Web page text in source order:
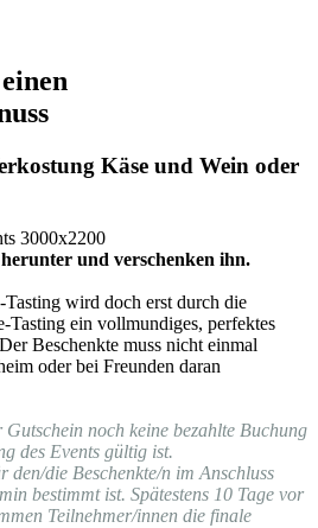
Käse und Wein oder
und verschenken ihn.
wird doch erst durch die
Tasting ein vollmundiges, perfektes
Beschenkte muss nicht einmal
oder bei Freunden daran
Gutschein noch keine bezahlte Buchung
des Events gültig ist.
den/die Beschenkte/n im Anschluss
bestimmt ist. Spätestens 10 Tage vor
Teilnehmer/innen die finale